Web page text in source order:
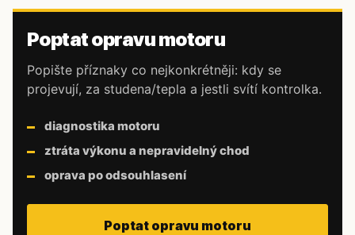
Poptat opravu motoru
Popište příznaky co nejkonkrétněji: kdy se
projevují, za studena/tepla a jestli svítí kontrolka.
diagnostika motoru
ztráta výkonu a nepravidelný chod
oprava po odsouhlasení
Poptat opravu motoru